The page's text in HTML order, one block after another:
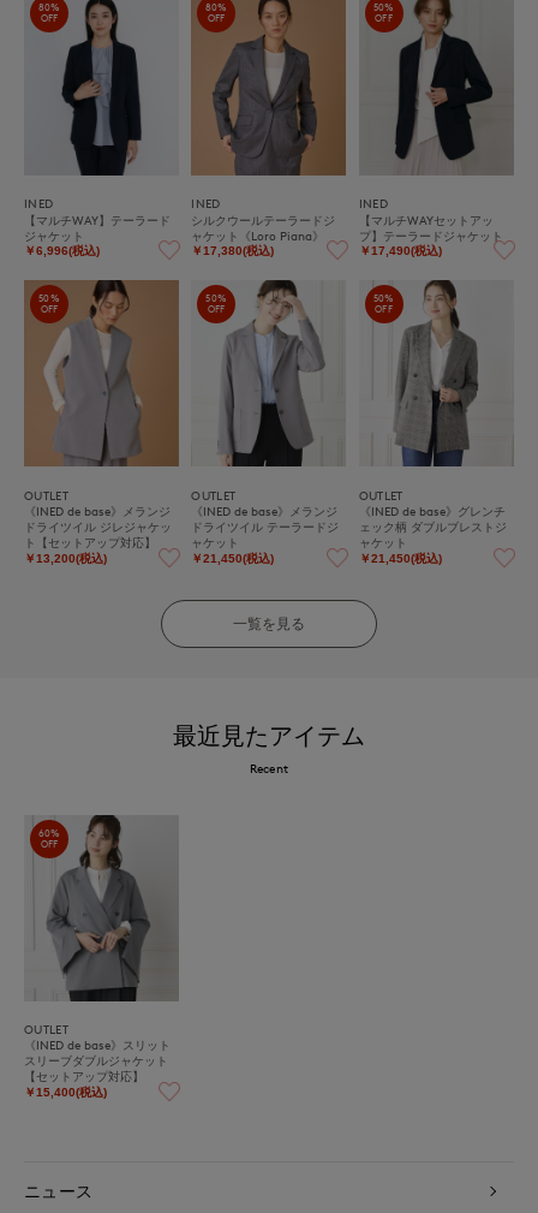
80%
OFF
INED
【マルチWAY】テーラード
ジャケット
￥6,996(税込)
80%
OFF
INED
シルクウールテーラードジ
ャケット《Loro Piana》
￥17,380(税込)
50%
OFF
INED
【マルチWAYセットアッ
プ】テーラードジャケット
￥17,490(税込)
50%
OFF
OUTLET
《INED de base》メランジ
ドライツイル ジレジャケッ
ト【セットアップ対応】
￥13,200(税込)
50%
OFF
OUTLET
《INED de base》メランジ
ドライツイル テーラードジ
ャケット
￥21,450(税込)
50%
OFF
OUTLET
《INED de base》グレンチ
ェック柄 ダブルブレストジ
ャケット
￥21,450(税込)
一覧を見る
最近見たアイテム
Recent
60%
OFF
OUTLET
《INED de base》スリット
スリーブダブルジャケット
【セットアップ対応】
￥15,400(税込)
ニュース